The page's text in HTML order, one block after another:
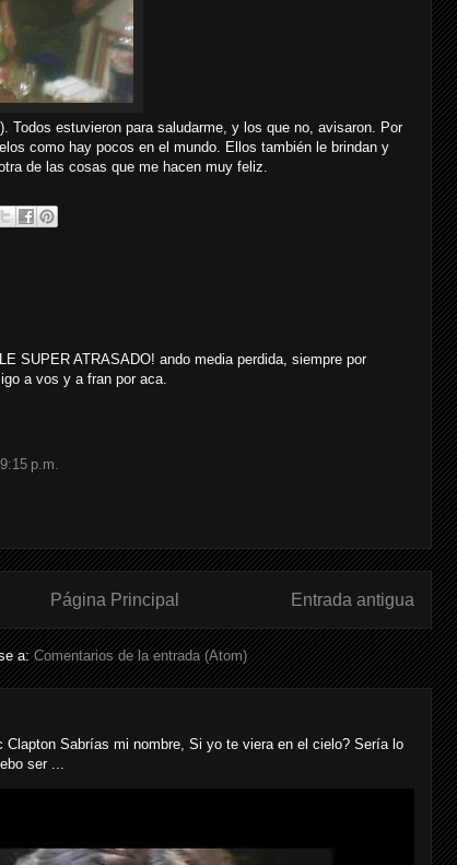
Todos estuvieron para saludarme, y los que no, avisaron. Por
como hay pocos en el mundo. Ellos también le brindan y
de las cosas que me hacen muy feliz.
SUPER ATRASADO! ando media perdida, siempre por
a vos y a fran por aca.
p.m.
Entrada antigua
Página Principal
a:Comentarios de la entrada (Atom)
Sabrías mi nombre, Si yo te viera en el cielo? Sería lo
ser ...